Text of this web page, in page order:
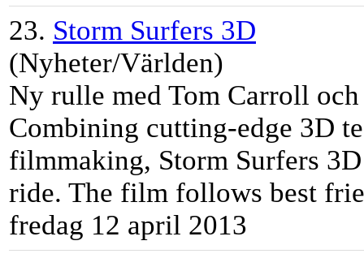
23. Storm Surfers 3D
(Nyheter/Världen)
Ny rulle med Tom Carroll
Combining cutting-edge 3D
filmmaking, Storm Surfers
ride. The film follows best
fredag 12 april 2013